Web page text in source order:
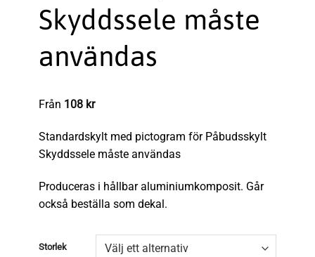
Skyddssele måste
användas
Från 108 kr
Standardskylt med pictogram för Påbudsskylt
Skyddssele måste användas
Produceras i hållbar aluminiumkomposit. Går
också beställa som dekal.
Storlek